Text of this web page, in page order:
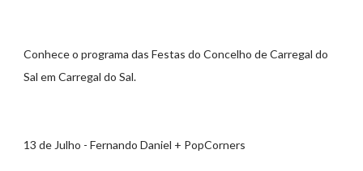
Conhece o programa das Festas do Concelho de Carregal do
Sal em Carregal do Sal.
13 de Julho - Fernando Daniel + PopCorners